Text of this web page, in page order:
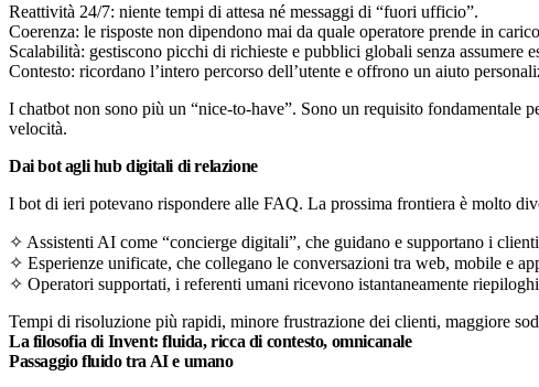
Reattività 24/7: niente tempi di attesa né messaggi di “fuori ufficio”.
Coerenza: le risposte non dipendono mai da quale operatore prende in
Scalabilità: gestiscono picchi di richieste e pubblici globali senza assumere
Contesto: ricordano l’intero percorso dell’utente e offrono un aiuto
I chatbot non sono più un “nice-to-have”. Sono un requisito fondamentale
velocità.
Dai bot agli hub digitali di relazione
I bot di ieri potevano rispondere alle FAQ. La prossima frontiera è molto
✧ Assistenti AI come “concierge digitali”, che guidano e supportano i
✧ Esperienze unificate, che collegano le conversazioni tra web, mobile e
✧ Operatori supportati, i referenti umani ricevono istantaneamente
Tempi di risoluzione più rapidi, minore frustrazione dei clienti, maggiore
La filosofia di Invent: fluida, ricca di contesto, omnicanale
Passaggio fluido tra AI e umano